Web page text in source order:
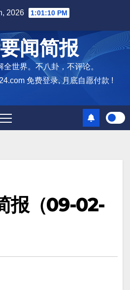
2026 1:01:11 PM
闻简报
世界。不八卦，不评论。
免费登录, 月底自愿付款 !
报（09-02-